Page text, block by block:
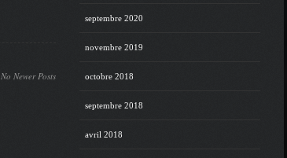
septembre 2020
novembre 2019
octobre 2018
septembre 2018
avril 2018
No Newer Posts